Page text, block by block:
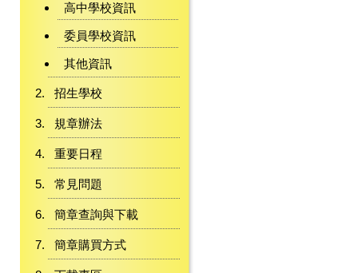
高中學校資訊
委員學校資訊
其他資訊
招生學校
規章辦法
重要日程
常見問題
簡章查詢與下載
簡章購買方式